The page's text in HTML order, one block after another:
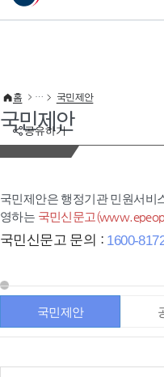
이 누리집은 대한민국 공식 전자정부 누
공유하기
홈 국민제안
국민제안
국민제안은 행정기관 민원서비
영하는 국민신문고
국민신문고 문의 : 1600-
국민제안